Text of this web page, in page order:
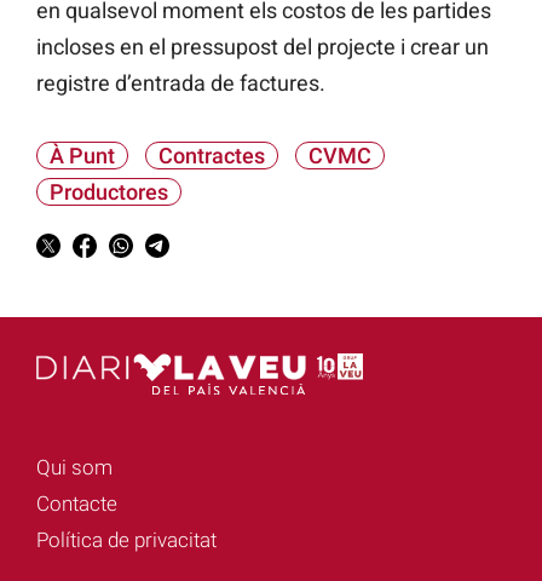
en qualsevol moment els costos de les partides
incloses en el pressupost del projecte i crear un
registre d’entrada de factures.
À Punt Contractes
CVMC
Productores
Qui som
Contacte
Política de privacitat